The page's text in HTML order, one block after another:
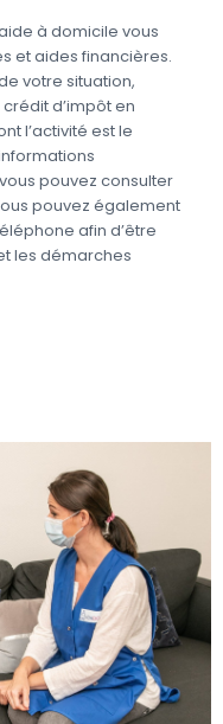
à domicile vous
et aides financières.
votre situation,
d’impôt en
l’activité est le
pouvez consulter
pouvez également
afin d’être
les démarches